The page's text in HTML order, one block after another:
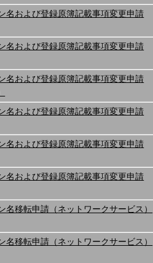
名および登録原簿記載事項変更申請
名および登録原簿記載事項変更申請
名および登録原簿記載事項変更申請
名および登録原簿記載事項変更申請
名および登録原簿記載事項変更申請
名および登録原簿記載事項変更申請
移転申請（ネットワークサービス）
移転申請（ネットワークサービス）